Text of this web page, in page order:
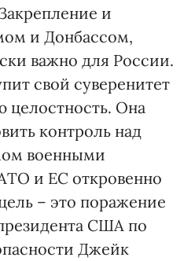
и
и Донбассом,
важно для России.
свой суверенитет
целостность. Она
контроль над
военными
и ЕС откровенно
– это поражение
США по
Джейк